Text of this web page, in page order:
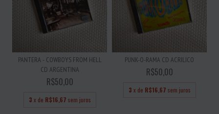
PANTERA - COWBOYS FROM HELL
CD ARGENTINA
R$50,00
3 x de R$16,67 sem juros
PUNK-O-RAMA CD ACRILICO
R$50,00
3 x de R$16,67 sem juros